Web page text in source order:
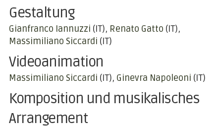
Gestaltung
Gianfranco Iannuzzi (IT) Renato Gatto (IT)
Massimiliano Siccardi (IT)
Videoanimation
Massimiliano Siccardi (IT) Ginevra Napoleoni (IT)
Komposition und musikalisches
Arrangement